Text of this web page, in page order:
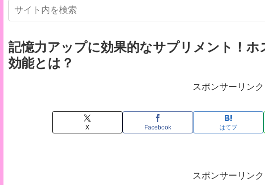
記憶力アップに効果的なサプリメント！
効能とは？
スポンサーリンク
X Facebook はてブ
スポンサーリンク